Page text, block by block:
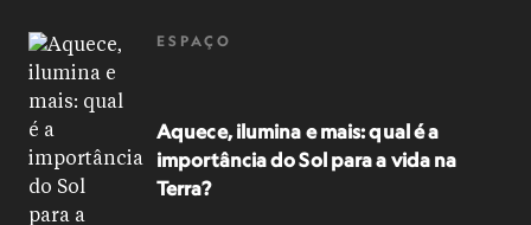
ESPAÇO
Aquece, ilumina e mais: qual é a
importância do Sol para a vida na
Terra?